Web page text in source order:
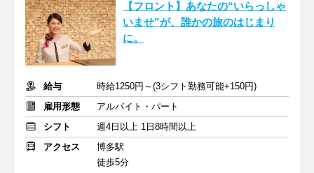
【フロント】あなたの“いらっしゃ
いませ”が、誰かの旅のはじまり
に。
給与
時給1250円～(3シフト勤務可能+150円)
雇用形態
アルバイト・パート
シフト
週4日以上 1日8時間以上
アクセス
博多駅
徒歩5分